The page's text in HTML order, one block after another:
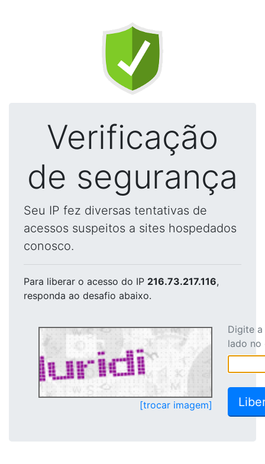
Verificação
de segurança
Seu IP fez diversas tentativas de
acessos suspeitos a sites hospedados
conosco.
Para liberar o acesso do IP 216.73.217.116,
responda ao desafio abaixo.
[trocar imagem]
Digite
lado no